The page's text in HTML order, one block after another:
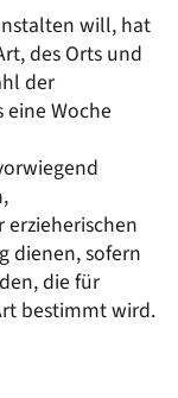
will, hat
des Orts und
der
Woche
dienen, sofern
die für
bestimmt wird.